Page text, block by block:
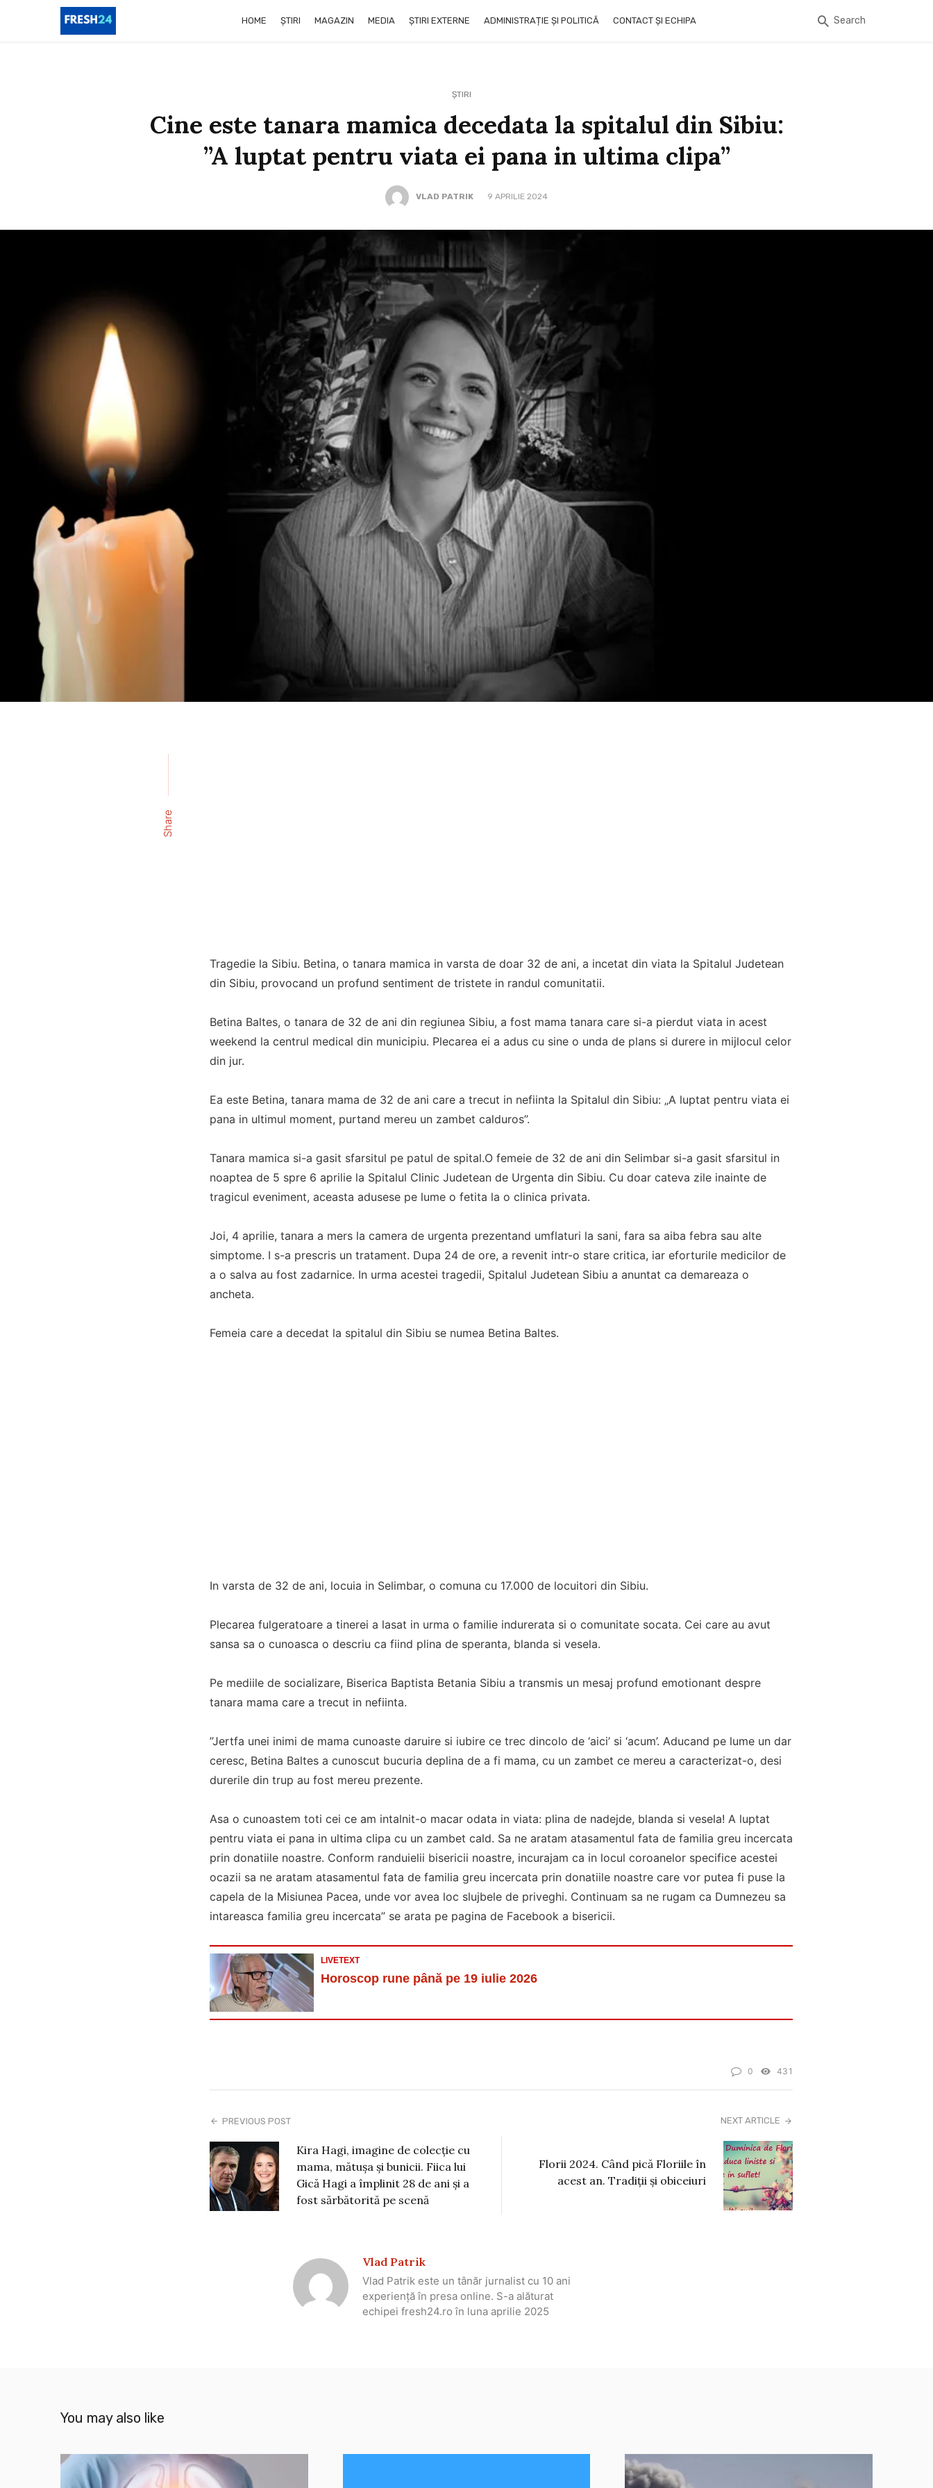
HOME ȘTIRI MAGAZIN MEDIA ȘTIRI EXTERNE ADMINISTRAȚIE ȘI POLITICĂ CONTACT ȘI ECHIPA Search
ȘTIRI
Cine este tanara mamica decedata la spitalul din Sibiu:
”A luptat pentru viata ei pana in ultima clipa”
VLAD PATRIK 9 APRILIE 2024
Share
Tragedie la Sibiu. Betina, o tanara mamica in varsta de doar 32 de ani, a incetat din viata la Spitalul Judetean
din Sibiu, provocand un profund sentiment de tristete in randul comunitatii.
Betina Baltes, o tanara de 32 de ani din regiunea Sibiu, a fost mama tanara care si-a pierdut viata in acest
weekend la centrul medical din municipiu. Plecarea ei a adus cu sine o unda de plans si durere in mijlocul celor
din jur.
Ea este Betina, tanara mama de 32 de ani care a trecut in nefiinta la Spitalul din Sibiu: „A luptat pentru viata ei
pana in ultimul moment, purtand mereu un zambet calduros”.
Tanara mamica si-a gasit sfarsitul pe patul de spital.O femeie de 32 de ani din Selimbar si-a gasit sfarsitul in
noaptea de 5 spre 6 aprilie la Spitalul Clinic Judetean de Urgenta din Sibiu. Cu doar cateva zile inainte de
tragicul eveniment, aceasta adusese pe lume o fetita la o clinica privata.
Joi, 4 aprilie, tanara a mers la camera de urgenta prezentand umflaturi la sani, fara sa aiba febra sau alte
simptome. I s-a prescris un tratament. Dupa 24 de ore, a revenit intr-o stare critica, iar eforturile medicilor de
a o salva au fost zadarnice. In urma acestei tragedii, Spitalul Judetean Sibiu a anuntat ca demareaza o
ancheta.
Femeia care a decedat la spitalul din Sibiu se numea Betina Baltes.
In varsta de 32 de ani, locuia in Selimbar, o comuna cu 17.000 de locuitori din Sibiu.
Plecarea fulgeratoare a tinerei a lasat in urma o familie indurerata si o comunitate socata. Cei care au avut
sansa sa o cunoasca o descriu ca fiind plina de speranta, blanda si vesela.
Pe mediile de socializare, Biserica Baptista Betania Sibiu a transmis un mesaj profund emotionant despre
tanara mama care a trecut in nefiinta.
”Jertfa unei inimi de mama cunoaste daruire si iubire ce trec dincolo de ‘aici’ si ‘acum’. Aducand pe lume un dar
ceresc, Betina Baltes a cunoscut bucuria deplina de a fi mama, cu un zambet ce mereu a caracterizat-o, desi
durerile din trup au fost mereu prezente.
Asa o cunoastem toti cei ce am intalnit-o macar odata in viata: plina de nadejde, blanda si vesela! A luptat
pentru viata ei pana in ultima clipa cu un zambet cald. Sa ne aratam atasamentul fata de familia greu incercata
prin donatiile noastre. Conform randuielii bisericii noastre, incurajam ca in locul coroanelor specifice acestei
ocazii sa ne aratam atasamentul fata de familia greu incercata prin donatiile noastre care vor putea fi puse la
capela de la Misiunea Pacea, unde vor avea loc slujbele de priveghi. Continuam sa ne rugam ca Dumnezeu sa
intareasca familia greu incercata” se arata pe pagina de Facebook a bisericii.
LIVETEXT
Horoscop rune până pe 19 iulie 2026
0 431
PREVIOUS POST
Kira Hagi, imagine de colecție cu
mama, mătușa și bunicii. Fiica lui
Gică Hagi a împlinit 28 de ani și a
fost sărbătorită pe scenă
NEXT ARTICLE
Florii 2024. Când pică Floriile în
acest an. Tradiții și obiceiuri
Vlad Patrik
Vlad Patrik este un tânăr jurnalist cu 10 ani
experiență în presa online. S-a alăturat
echipei fresh24.ro în luna aprilie 2025
You may also like